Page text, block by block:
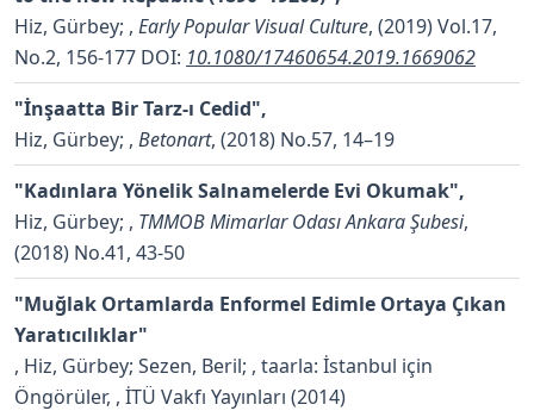
Hiz, Gürbey; , Early Popular Visual Culture, (2019) Vol.17,
No.2, 156-177 DOI: 10.1080/17460654.2019.1669062
"İnşaatta Bir Tarz-ı Cedid",
Hiz, Gürbey; , Betonart, (2018) No.57, 14–19
"Kadınlara Yönelik Salnamelerde Evi Okumak",
Hiz, Gürbey; , TMMOB Mimarlar Odası Ankara Şubesi,
(2018) No.41, 43-50
"Muğlak Ortamlarda Enformel Edimle Ortaya Çıkan
Yaratıcılıklar"
, Hiz, Gürbey; Sezen, Beril; , taarla: İstanbul için
Öngörüler, , İTÜ Vakfı Yayınları (2014)